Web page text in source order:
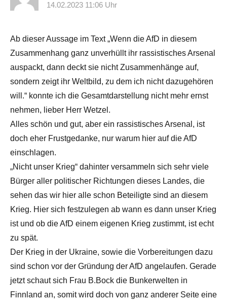
14.02.2023 11:06 Uhr
Ab dieser Aussage im Text „Wenn die AfD in diesem
Zusammenhang ganz unverhüllt ihr rassistisches Arsenal
auspackt, dann deckt sie nicht Zusammenhänge auf,
sondern zeigt ihr Weltbild, zu dem ich nicht dazugehören
will.“ konnte ich die Gesamtdarstellung nicht mehr ernst
nehmen, lieber Herr Wetzel.
Alles schön und gut, aber ein rassistisches Arsenal, ist
doch eher Frustgedanke, nur warum hier auf die AfD
einschlagen.
„Nicht unser Krieg“ dahinter versammeln sich sehr viele
Bürger aller politischer Richtungen dieses Landes, die
sehen das wir hier alle schon Beteiligte sind an diesem
Krieg. Hier sich festzulegen ab wann es dann unser Krieg
ist und ob die AfD einem eigenen Krieg zustimmt, ist echt
zu spät.
Der Krieg in der Ukraine, sowie die Vorbereitungen dazu
sind schon vor der Gründung der AfD angelaufen. Gerade
jetzt schaut sich Frau B.Bock die Bunkerwelten in
Finnland an, somit wird doch von ganz anderer Seite eine